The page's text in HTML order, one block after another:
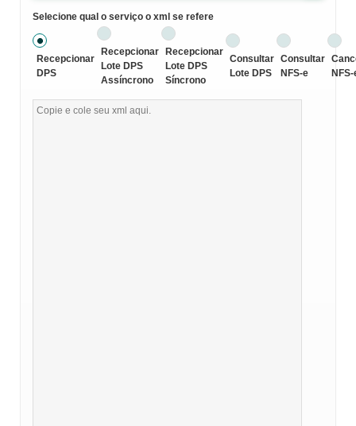
Selecione qual o serviço o xml se refere
Recepcionar
DPS
Recepcionar
Lote DPS
Assíncrono
Recepcionar
Lote DPS
Síncrono
Consultar
Lote DPS
Consultar
NFS-e
NFS-